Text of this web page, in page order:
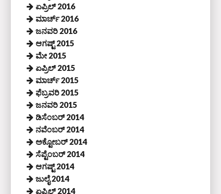
ಏಪ್ರಿಲ್ 2016
ಮಾರ್ಚ್ 2016
ಜನವರಿ 2016
ಆಗಷ್ಟ್ 2015
ಮೇ 2015
ಏಪ್ರಿಲ್ 2015
ಮಾರ್ಚ್ 2015
ಫೆಬ್ರವರಿ 2015
ಜನವರಿ 2015
ಡಿಸೆಂಬರ್ 2014
ನವೆಂಬರ್ 2014
ಅಕ್ಟೋಬರ್ 2014
ಸೆಪ್ಟೆಂಬರ್ 2014
ಆಗಷ್ಟ್ 2014
ಜುಲೈ 2014
ಏಪ್ರಿಲ್ 2014